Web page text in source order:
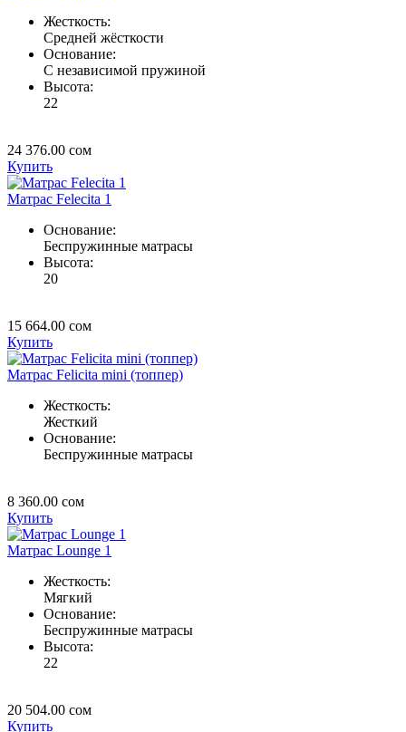
Жесткость:
Средней жёсткости
Основание:
C независимой пружиной
Высота:
22
24 376.00 сом
Купить
Матрас Felecita 1
Основание:
Беспружинные матрасы
Высота:
20
15 664.00 сом
Купить
Матрас Felicita mini (топпер)
Жесткость:
Жесткий
Основание:
Беспружинные матрасы
8 360.00 сом
Купить
Матрас Lounge 1
Жесткость:
Мягкий
Основание:
Беспружинные матрасы
Высота:
22
20 504.00 сом
Купить